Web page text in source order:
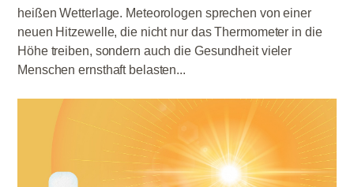
heißen Wetterlage. Meteorologen sprechen von einer
neuen Hitzewelle, die nicht nur das Thermometer in die
Höhe treiben, sondern auch die Gesundheit vieler
Menschen ernsthaft belasten...